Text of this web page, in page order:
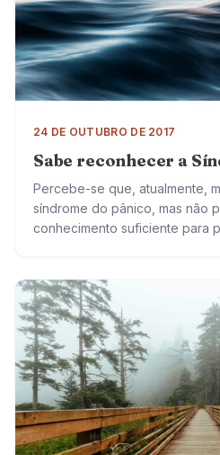
24 DE OUTUBRO DE 2017
Sabe reconhecer a
Percebe-se que, atualmente,
síndrome do pânico, mas não
conhecimento suficiente para